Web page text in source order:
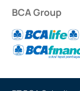
BCA Group